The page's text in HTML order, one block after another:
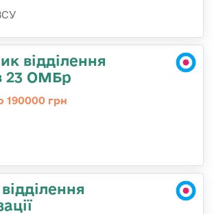
відділення
23 ОМБр
190000 грн